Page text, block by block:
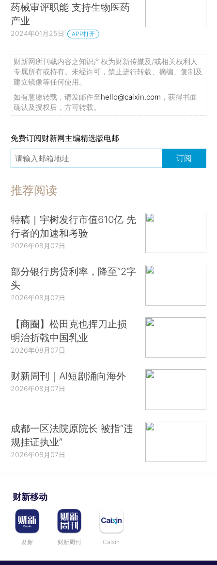
药械审评职能 支持生物医药
产业
2024年01月25日 APP打开
财新网所刊载内容之知识产权为财新传媒及/或相关权利人
专属所有或持有。未经许可，禁止进行转载、摘编、复制及
建立镜像等任何使用。
如有意愿转载，请发邮件至hello@caixin.com ，获得书面
确认及授权后，方可转载。
免费订阅财新网主编精选版电邮
订阅
推荐阅读
特稿｜宇树发行市值610亿 先
行者的加速和考验
2026年08月07日
部分银行房贷利率，降至“2字
头
2026年08月07日
【商圈】松田克也挥刀止损
明治折戟中国乳业
2026年08月07日
财新周刊｜AI短剧涌向海外
2026年08月07日
成都一区法院原院长 被指“违
规挂证执业”
2026年08月07日
财新移动
财新 财新周刊 Caixin